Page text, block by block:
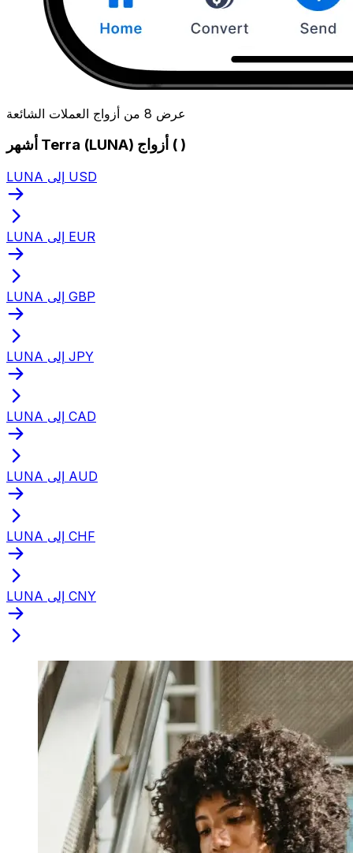
عرض 8 من أزواج العملات الشائعة
أشهر Terra (LUNA) أزواج ( )
LUNA إلى USD
LUNA إلى EUR
LUNA إلى GBP
LUNA إلى JPY
LUNA إلى CAD
LUNA إلى AUD
LUNA إلى CHF
LUNA إلى CNY